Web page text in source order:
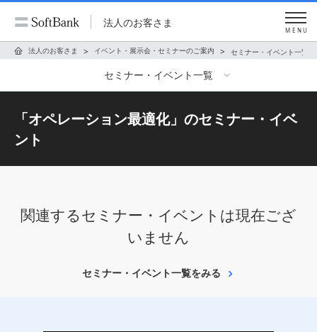
法人のお客さま
MENU
法人のお客さま イベント・展示会・セミナーのご案内 セミナー・イベント一覧
セミナー・イベント一覧
「オペレーション最適化」のセミナー・イベ
ント
関連するセミナー・イベントは現在ござ
いません
セミナー・イベント一覧をみる